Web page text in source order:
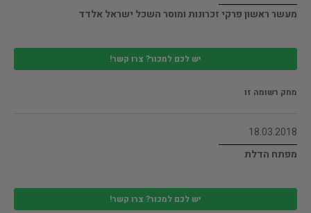
מעשר ראשון פרקי זכרונות ומוסר השכל ישראל אלדד
יש לכם למכור? צרו קשר!
מחק רשומה זו
18.03.2018
מפתח הדלת
יש לכם למכור? צרו קשר!